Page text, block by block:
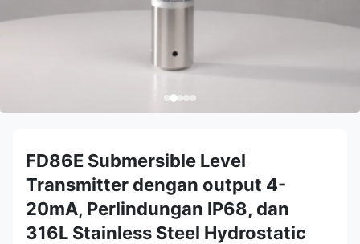
FD86E Submersible Level
Transmitter dengan output 4-
20mA, Perlindungan IP68, dan
316L Stainless Steel Hydrostatic